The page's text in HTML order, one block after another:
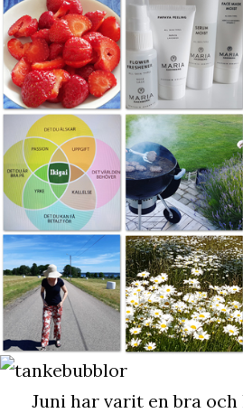
Juni har varit en bra